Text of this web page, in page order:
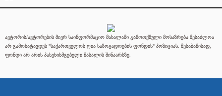
ავტორის/ავტორების მიერ საინფორმაციო მასალაში გამოთქმული მოსაზრება შესაძლოა
არ გამოხატავდეს "საქართველოს ღია საზოგადოების ფონდის" პოზიციას. შესაბამისად,
ფონდი არ არის პასუხისმგებელი მასალის შინაარსზე.